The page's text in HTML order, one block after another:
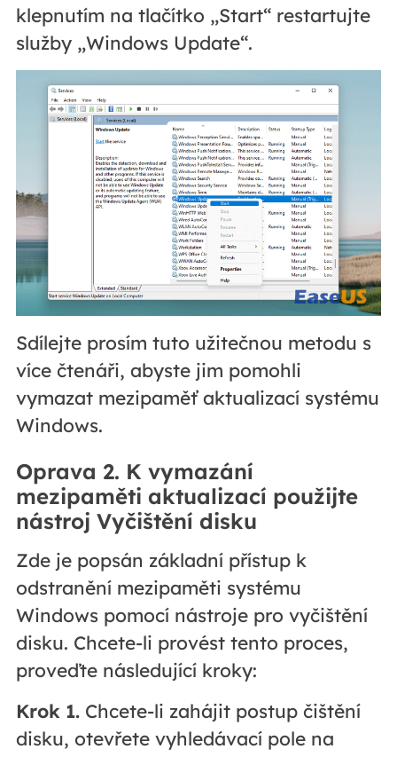
klepnutím na tlačítko „Start“ restartujte
služby „Windows Update“.
Sdílejte prosím tuto užitečnou metodu s
více čtenáři, abyste jim pomohli
vymazat mezipaměť aktualizací systému
Windows.
Oprava 2. K vymazání
mezipaměti aktualizací použijte
nástroj Vyčištění disku
Zde je popsán základní přístup k
odstranění mezipaměti systému
Windows pomocí nástroje pro vyčištění
disku. Chcete-li provést tento proces,
proveďte následující kroky:
Krok 1.Chcete-li zahájit postup čištění
disku, otevřete vyhledávací pole na